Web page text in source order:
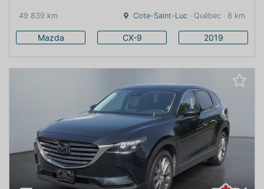
49 839 km Cote-Saint-Luc · Québec · 8 km
Mazda CX-9 2019